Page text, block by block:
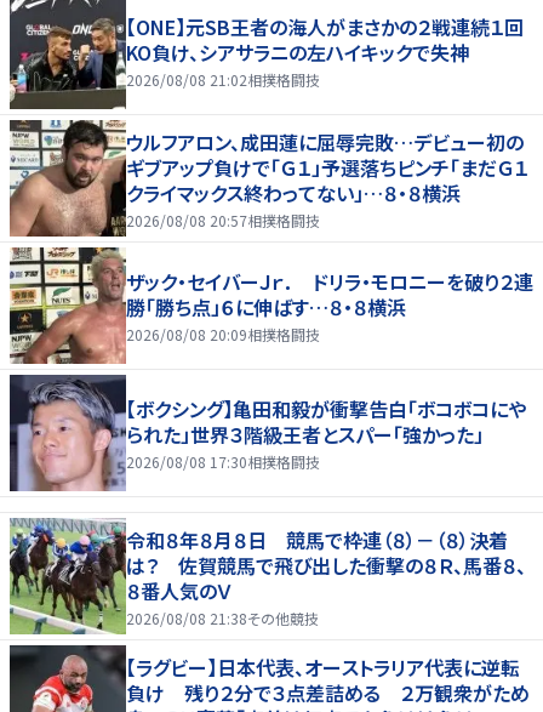
【ONE】元SB王者の海人がまさかの２戦連続１回
KO負け、シアサラニの左ハイキックで失神
2026/08/08 21:02相撲格闘技
ウルフアロン、成田蓮に屈辱完敗…デビュー初の
ギブアップ負けで「Ｇ１」予選落ちピンチ「まだＧ１
クライマックス終わってない」…８・８横浜
2026/08/08 20:57相撲格闘技
ザック・セイバーＪｒ． ドリラ・モロニーを破り２連
勝「勝ち点」６に伸ばす…８・８横浜
2026/08/08 20:09相撲格闘技
【ボクシング】亀田和毅が衝撃告白「ボコボコにや
られた」世界３階級王者とスパー「強かった」
2026/08/08 17:30相撲格闘技
令和８年８月８日 競馬で枠連（８）－（８）決着
は？ 佐賀競馬で飛び出した衝撃の８Ｒ、馬番８、
８番人気のＶ
2026/08/08 21:38その他競技
【ラグビー】日本代表、オーストラリア代表に逆転
負け 残り２分で３点差詰める ２万観衆がため